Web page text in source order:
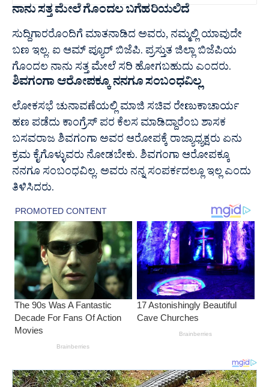
ನಾನು ಸತ್ತ ಮೇಲೆ ಗೊಂದಲ ಬಗೆಹರಿಯಲಿದೆ
ಸುದ್ದಿಗಾರರೊಂದಿಗೆ ಮಾತನಾಡಿದ ಅವರು, ನಮ್ಮಲ್ಲಿ ಯಾವುದೇ
ಬಣ ಇಲ್ಲ. ಐ ಆಮ್‌ ಪ್ಯೂರ್‌ ಬಿಜೆಪಿ. ಪ್ರಸ್ತುತ ಜಿಲ್ಲಾ ಬಿಜೆಪಿಯ
ಗೊಂದಲ ನಾನು ಸತ್ತ ಮೇಲೆ ಸರಿ ಹೋಗಬಹುದು ಎಂದರು.
ಶಿವಗಂಗಾ ಆರೋಪಕ್ಕೂ ನನಗೂ ಸಂಬಂಧವಿಲ್ಲ
ಲೋಕಸಭೆ ಚುನಾವಣೆಯಲ್ಲಿ ಮಾಜಿ ಸಚಿವ ರೇಣುಕಾಚಾರ್ಯ
ಹಣ ಪಡೆದು ಕಾಂಗ್ರೆಸ್‌ ಪರ ಕೆಲಸ ಮಾಡಿದ್ದಾರೆಂಬ ಶಾಸಕ
ಬಸವರಾಜ ಶಿವಗಂಗಾ ಅವರ ಆರೋಪಕ್ಕೆ ರಾಜ್ಯಾಧ್ಯಕ್ಷರು ಏನು
ಕ್ರಮ ಕೈಗೊಳ್ಳುವರು ನೋಡಬೇಕು. ಶಿವಗಂಗಾ ಆರೋಪಕ್ಕೂ
ನನಗೂ ಸಂಬಂಧವಿಲ್ಲ. ಅವರು ನನ್ನ ಸಂಪರ್ಕದಲ್ಲೂ ಇಲ್ಲ ಎಂದು
ತಿಳಿಸಿದರು.